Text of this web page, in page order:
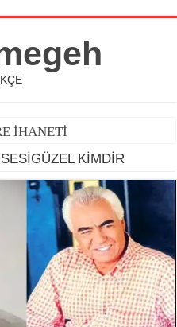
İHANETİ
KİMDİR